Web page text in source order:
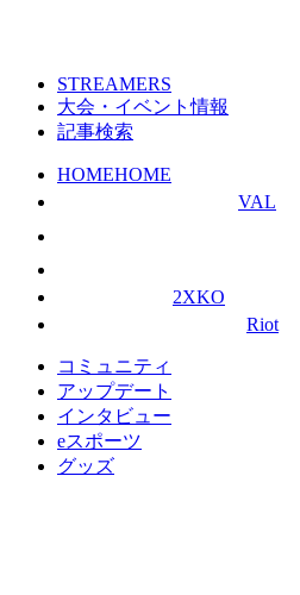
STREAMERS
大会・イベント情報
記事検索
HOMEHOME
VAL
2XKO
Riot
コミュニティ
アップデート
インタビュー
eスポーツ
グッズ